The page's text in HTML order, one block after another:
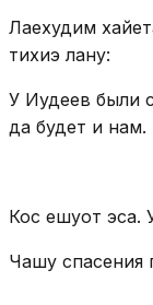
Лаехудим
тихиэ лану:
У Иудеев были
да будет и нам.
Кос ешуот эса.
Чашу спасения